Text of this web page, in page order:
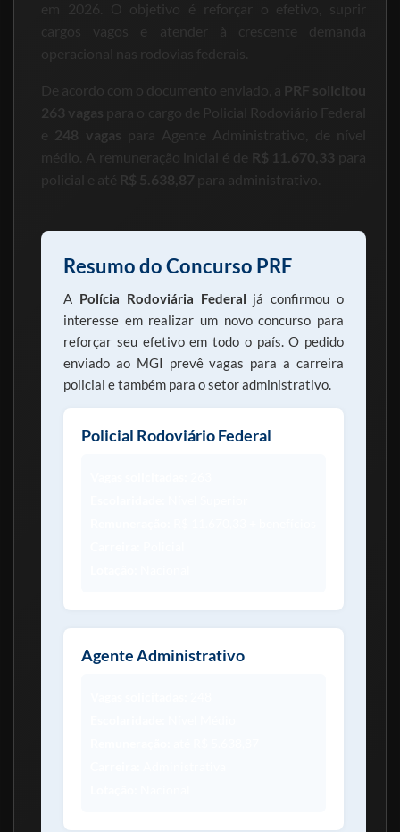
em 2026. O objetivo é reforçar o efetivo, suprir
cargos vagos e atender à crescente demanda
operacional nas rodovias federais.
De acordo com o documento enviado, a PRF solicitou
263 vagas para o cargo de Policial Rodoviário Federal
e 248 vagas para Agente Administrativo, de nível
médio. A remuneração inicial é de R$ 11.670,33 para
policial e até R$ 5.638,87 para administrativo.
Resumo do Concurso PRF
A Polícia Rodoviária Federal já confirmou o
interesse em realizar um novo concurso para
reforçar seu efetivo em todo o país. O pedido
enviado ao MGI prevê vagas para a carreira
policial e também para o setor administrativo.
Policial Rodoviário Federal
Agente Administrativo